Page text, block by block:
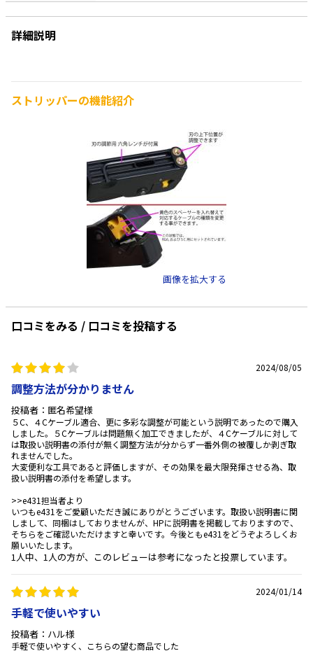
詳細説明
ストリッパーの機能紹介
画像を拡大する
口コミをみる / 口コミを投稿する
2024/08/05
調整方法が分かりません
投稿者：匿名希望様
５C、４Cケーブル適合、更に多彩な調整が可能という説明であったので購入
しました。５Cケーブルは問題無く加工できましたが、４Cケーブルに対して
は取扱い説明書の添付が無く調整方法が分からず一番外側の被覆しか剥ぎ取
れませんでした。
大変便利な工具であると評価しますが、その効果を最大限発揮させる為、取
扱い説明書の添付を希望します。
>>e431担当者より
いつもe431をご愛顧いただき誠にありがとうございます。取扱い説明書に関
しまして、同梱はしておりませんが、HPに説明書を掲載しておりますので、
そちらをご確認いただけますと幸いです。今後ともe431をどうぞよろしくお
願いいたします。
1人中、1人の方が、このレビューは参考になったと投票しています。
2024/01/14
手軽で使いやすい
投稿者：ハル様
手軽で使いやすく、こちらの望む商品でした